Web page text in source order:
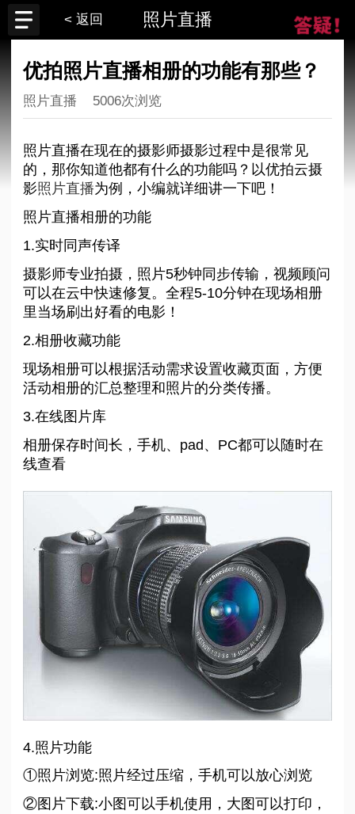
< 返回 照片直播
优拍照片直播相册的功能有那些？
照片直播 5006次浏览
照片直播在现在的摄影师摄影过程中是很常见
的，那你知道他都有什么的功能吗？以优拍云摄
影照片直播为例，小编就详细讲一下吧！
照片直播相册的功能
1.实时同声传译
摄影师专业拍摄，照片5秒钟同步传输，视频顾问
可以在云中快速修复。全程5-10分钟在现场相册
里当场刷出好看的电影！
2.相册收藏功能
现场相册可以根据活动需求设置收藏页面，方便
活动相册的汇总整理和照片的分类传播。
3.在线图片库
相册保存时间长，手机、pad、PC都可以随时在
线查看
4.照片功能
①照片浏览:照片经过压缩，手机可以放心浏览
②图片下载:小图可以手机使用，大图可以打印，